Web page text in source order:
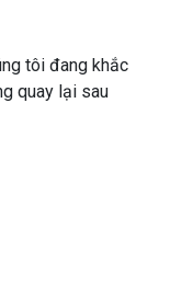
tôi đang khắc
quay lại sau